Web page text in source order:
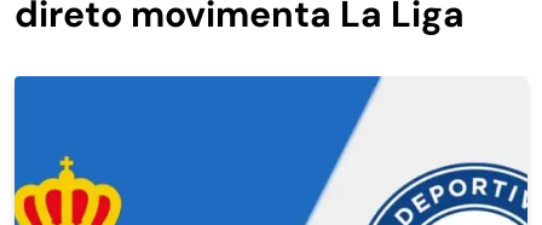
direto movimenta La Liga